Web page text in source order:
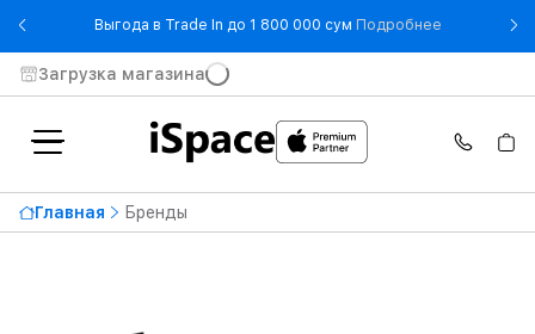
Выгода в Trade In до 1 800 000 сум Подробнее- Выгода в
Загрузка магазина
Главная Бренды